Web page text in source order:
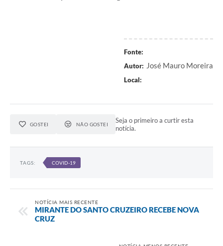
Fonte:
Autor: José Mauro Moreira
Local:
GOSTEI NÃO GOSTEI
Seja o primeiro a curtir esta
notícia.
TAGS: COVID-19
NOTÍCIA MAIS RECENTE
MIRANTE DO SANTO CRUZEIRO RECEBE NOVA
CRUZ